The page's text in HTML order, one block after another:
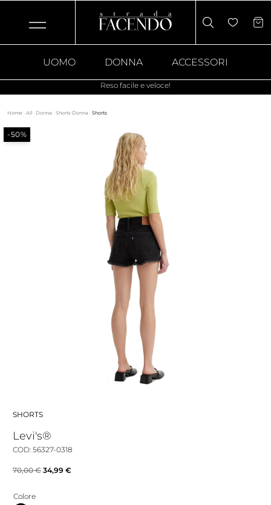
UOMO DONNA ACCESSORI
Reso facile e veloce!
Home · All · Donna · Shorts Donna · Shorts
-50%
SHORTS
Levi's®
COD: 56327-0318
70,00€ Il
34,99 €Il
Colore